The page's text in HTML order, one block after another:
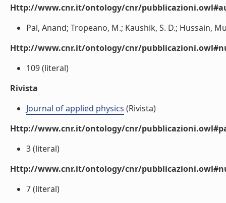
Http://www.cnr.it/ontology/cnr/
Pal, Anand; Tropeano, M.; Kaushik, S. D.; Hussain,
Http://www.cnr.it/ontology/cnr/
109 (literal)
Rivista
Journal of applied physics (Rivista)
Http://www.cnr.it/ontology/cnr/
3 (literal)
Http://www.cnr.it/ontology/cnr/
7 (literal)